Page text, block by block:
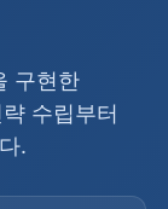
구현한
수립부터
.